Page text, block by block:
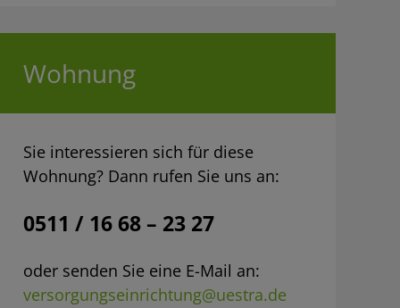
Wohnung
Sie interessieren sich für diese
Wohnung? Dann rufen Sie uns an:
0511 / 16 68 – 23 27
oder senden Sie eine E-Mail an:
versorgungseinrichtung@uestra.de